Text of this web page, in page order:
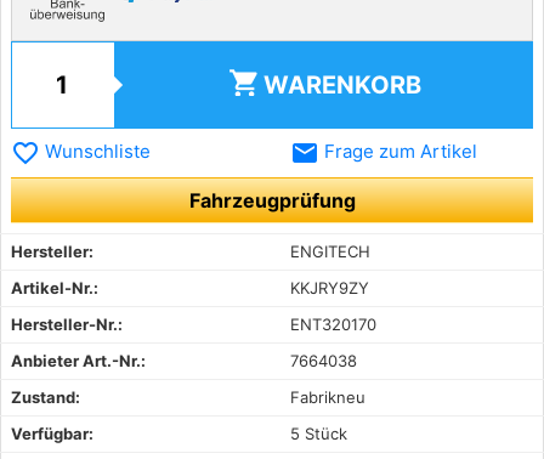
shopping_cart WARENKORB
favorite_border Wunschliste email Frage zum Artikel
Fahrzeugprüfung
Hersteller:
ENGITECH
Artikel-Nr.:
KKJRY9ZY
Hersteller-Nr.:
ENT320170
Anbieter Art.-Nr.:
7664038
Zustand:
Fabrikneu
Verfügbar:
5 Stück